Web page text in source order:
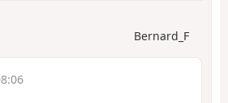
Bernard_F